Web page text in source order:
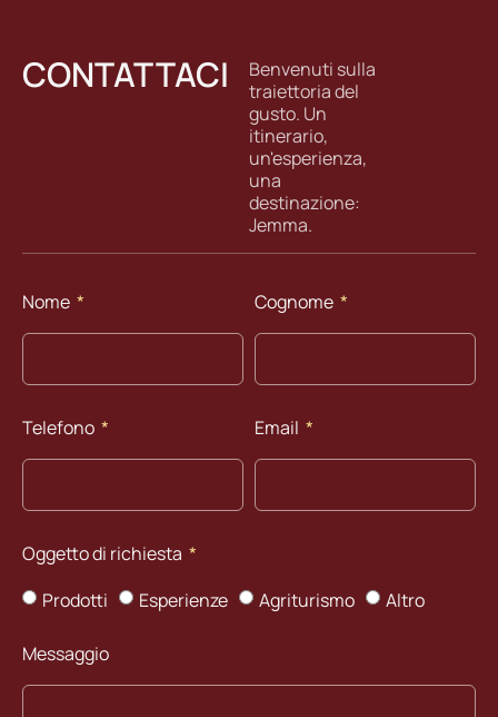
CONTATTACI
Benvenuti sulla
traiettoria del
gusto. Un
itinerario,
un'esperienza,
una
destinazione:
Jemma.
Nome Cognome
Telefono Email
Oggetto di richiesta
Prodotti
Esperienze Agriturismo Altro
Messaggio